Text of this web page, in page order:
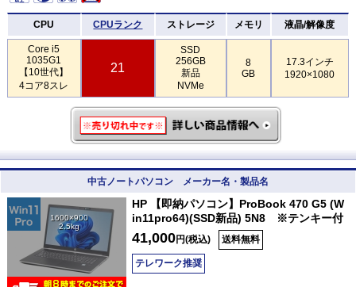
CPU CPUランク ストレージ メモリ 液晶/解像度
Core i5
1035G1
【10世代】
4コア8スレ
21
SSD
256GB
新品
NVMe
8
GB
17.3インチ
1920×1080
中古ノートパソコン メーカー名・製品名
1600×900
2.5kg
HP 【即納パソコン】ProBook 470 G5 (W
in11pro64)(SSD新品) 5N8 ※テンキー付
41,000円(税込) 送料無料
テレワーク推奨